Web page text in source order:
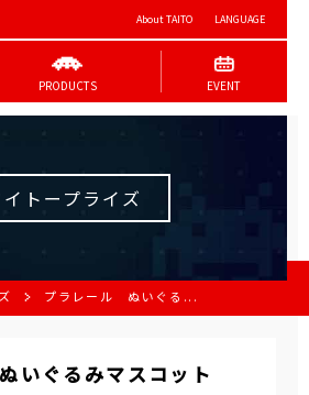
About TAITO LANGUAGE
PRODUCTS EVENT
イトープライズ
プラレール ぬいぐる...
いぐるみマスコット